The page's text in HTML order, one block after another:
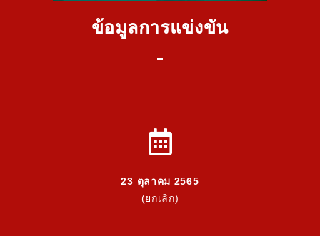
ข้อมูลการแข่งขัน
23 ตุลาคม 2565
(ยกเลิก)